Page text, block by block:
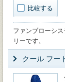
比較する
ファンブローシ
リーです。
クール フー